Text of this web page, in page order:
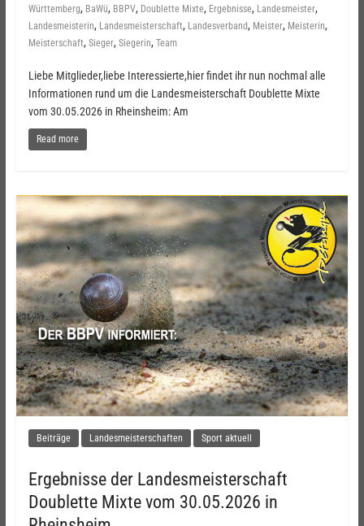
Württemberg, BaWü, BBPV, Doublette Mixte, Ergebnisse, Landesmeister,
Landesmeisterin, Landesmeisterschaft, Landesverband, Meister, Meisterin,
Meisterschaft, Sieger, Siegerin, Team
Liebe Mitglieder,liebe Interessierte,hier findet ihr nun nochmal alle
Informationen rund um die Landesmeisterschaft Doublette Mixte
vom 30.05.2026 in Rheinsheim: Am
Read more
Beiträge Landesmeisterschaften Sport aktuell
Ergebnisse der Landesmeisterschaft
Doublette Mixte vom 30.05.2026 in